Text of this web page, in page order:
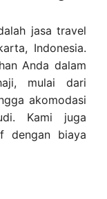
jasa travel
Indonesia.
Anda dalam
mulai dari
akomodasi
Kami juga
dengan biaya